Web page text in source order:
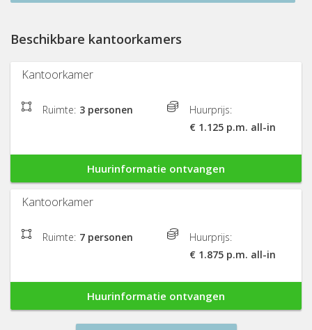
Beschikbare kantoorkamers
Kantoorkamer
Ruimte: 3 personen
Huurprijs:
€ 1.125 p.m. all-in
Huurinformatie ontvangen
Kantoorkamer
Ruimte: 7 personen
Huurprijs:
€ 1.875 p.m. all-in
Huurinformatie ontvangen